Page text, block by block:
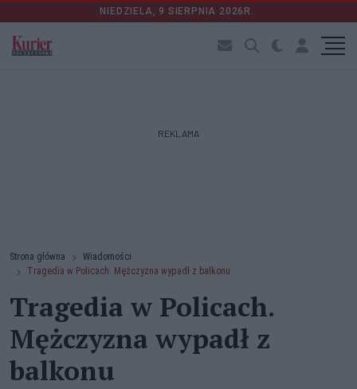
NIEDZIELA, 9 SIERPNIA 2026R.
REKLAMA
Strona główna
Wiadomości
Tragedia w Policach. Mężczyzna wypadł z balkonu
Tragedia w Policach.
Mężczyzna wypadł z
balkonu